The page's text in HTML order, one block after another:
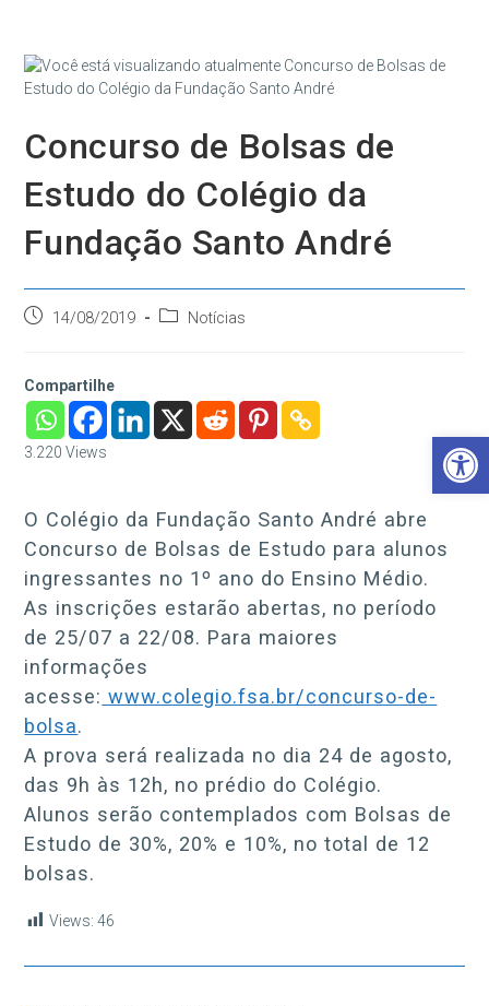
Barra de Ferramentas Aberta
conteúdo
Concurso de Bolsas de
Estudo do Colégio da
Fundação Santo André
Post14/08/2019
Categoria
Notícias
Compartilhe
3.220 Views
O Colégio da Fundação Santo André abre
Concurso de Bolsas de Estudo para alunos
ingressantes no 1º ano do Ensino Médio.
As inscrições estarão abertas, no período
de 25/07 a 22/08. Para maiores
informações
acesse: www.colegio.fsa.br/concurso-de-
bolsa.
A prova será realizada no dia 24 de agosto,
das 9h às 12h, no prédio do Colégio.
Alunos serão contemplados com Bolsas de
Estudo de 30%, 20% e 10%, no total de 12
bolsas.
Views: 46